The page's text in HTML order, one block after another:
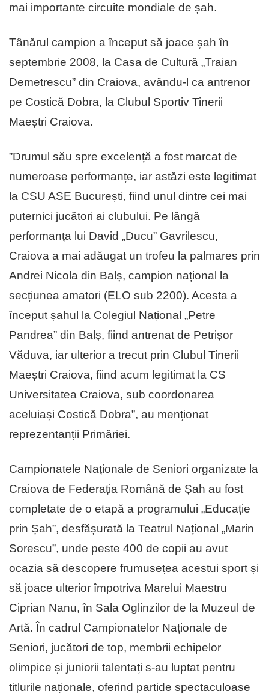
mai importante circuite mondiale de șah.
Tânărul campion a început să joace șah în
septembrie 2008, la Casa de Cultură „Traian
Demetrescu” din Craiova, avându-l ca antrenor
pe Costică Dobra, la Clubul Sportiv Tinerii
Maeștri Craiova.
”Drumul său spre excelență a fost marcat de
numeroase performanțe, iar astăzi este legitimat
la CSU ASE București, fiind unul dintre cei mai
puternici jucători ai clubului. Pe lângă
performanța lui David „Ducu” Gavrilescu,
Craiova a mai adăugat un trofeu la palmares prin
Andrei Nicola din Balș, campion național la
secțiunea amatori (ELO sub 2200). Acesta a
început șahul la Colegiul Național „Petre
Pandrea” din Balș, fiind antrenat de Petrișor
Văduva, iar ulterior a trecut prin Clubul Tinerii
Maeștri Craiova, fiind acum legitimat la CS
Universitatea Craiova, sub coordonarea
aceluiași Costică Dobra”, au menționat
reprezentanții Primăriei.
Campionatele Naționale de Seniori organizate la
Craiova de Federația Română de Șah au fost
completate de o etapă a programului „Educație
prin Șah”, desfășurată la Teatrul Național „Marin
Sorescu”, unde peste 400 de copii au avut
ocazia să descopere frumusețea acestui sport și
să joace ulterior împotriva Marelui Maestru
Ciprian Nanu, în Sala Oglinzilor de la Muzeul de
Artă. În cadrul Campionatelor Naționale de
Seniori, jucători de top, membrii echipelor
olimpice și juniorii talentați s-au luptat pentru
titlurile naționale, oferind partide spectaculoase